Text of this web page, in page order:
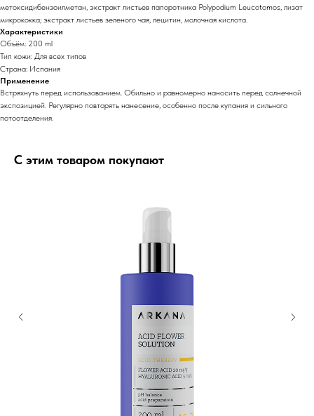
метоксидибензоилметан, экстракт листьев папоротника Polypodium Leucotomos, лизат
микрококка; экстракт листьев зеленого чая, лецитин, молочная кислота.
Характеристики
Объём: 200 ml
Тип кожи: Для всех типов
Страна: Испания
Применение
Встряхнуть перед использованием. Обильно и равномерно наносить перед солнечной
экспозицией. Регулярно повторять нанесение, особенно после купания и сильного
потоотделения.
С этим товаром покупают